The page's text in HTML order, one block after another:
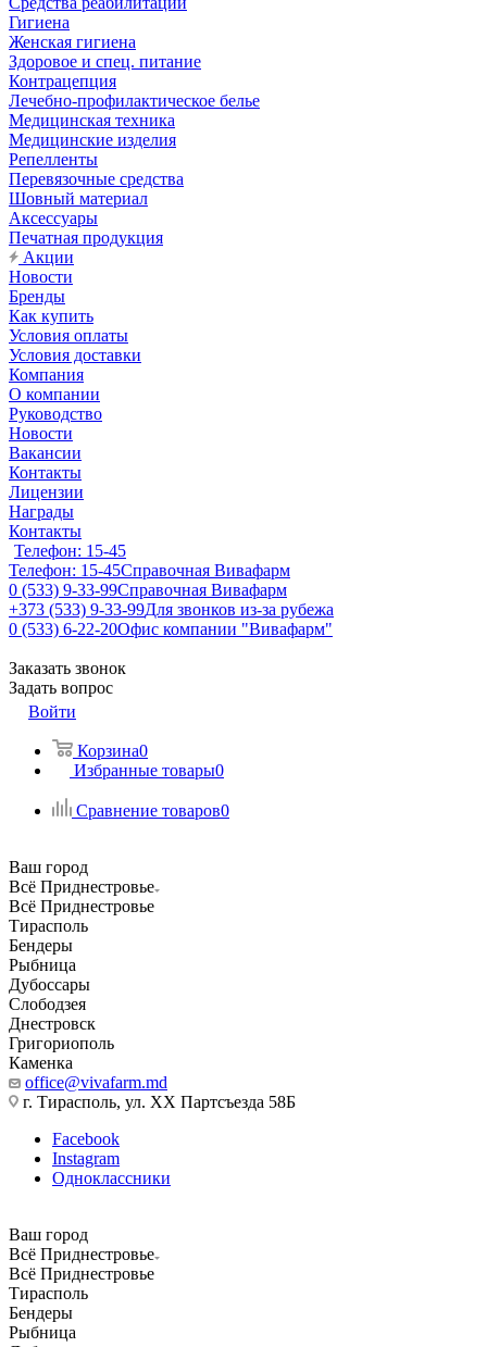
Гигиена
Женская гигиена
Здоровое и спец. питание
Контрацепция
Лечебно-профилактическое белье
Медицинская техника
Медицинские изделия
Репелленты
Перевязочные средства
Шовный материал
Аксессуары
Печатная продукция
Акции
Новости
Бренды
Как купить
Условия оплаты
Условия доставки
Компания
О компании
Руководство
Новости
Вакансии
Контакты
Лицензии
Награды
Контакты
Телефон: 15-45
Телефон: 15-45Справочная Вивафарм
0 (533) 9-33-99Справочная Вивафарм
+373 (533) 9-33-99Для звонков из-за рубежа
0 (533) 6-22-20Офис компании "Вивафарм"
Заказать звонок
Задать вопрос
Войти
Корзина0
Избранные товары0
Сравнение товаров0
Ваш город
Всё Приднестровье
Всё Приднестровье
Тирасполь
Бендеры
Рыбница
Дубоссары
Слободзея
Днестровск
Григориополь
Каменка
office@vivafarm.md
г. Тирасполь, ул. ХХ Партсъезда 58Б
Facebook
Instagram
Одноклассники
Ваш город
Всё Приднестровье
Всё Приднестровье
Тирасполь
Бендеры
Рыбница